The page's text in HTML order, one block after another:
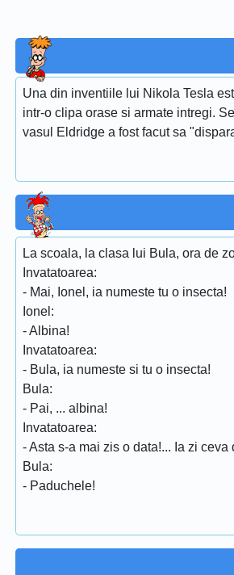
Una din inventiile lui Nikola Tesla
intr-o clipa orase si armate intregi.
vasul Eldridge a fost facut sa
La scoala, la clasa lui Bula, ora de
Invatatoarea:
- Mai, Ionel, ia numeste tu o insecta!
Ionel:
- Albina!
Invatatoarea:
- Bula, ia numeste si tu o insecta!
Bula:
- Pai, ... albina!
Invatatoarea:
- Asta s-a mai zis o data!... Ia zi ceva
Bula:
- Paduchele!